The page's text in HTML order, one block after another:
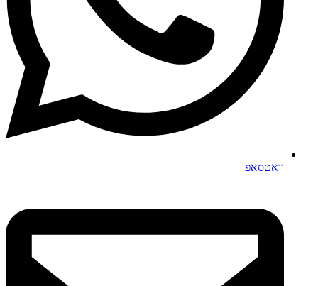
וואטסאפ